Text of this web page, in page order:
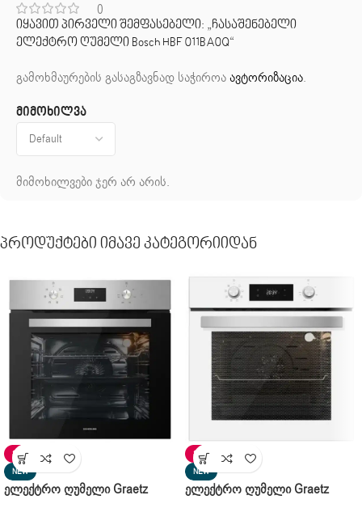
0
მიმოხილვა
მიმოხილვები ჯერ არ არის.
იყავით პირველი შემფასებელი: „ჩასაშენებელი
ელექტრო ღუმელი Bosch HBF 011BA0Q“
გამოხმაურების გასაგზავნად საჭიროაავტორიზაცია.
Პროდუქტები Იმავე Კატეგორიიდან
SALE
NEW
Ელექტრო Ღუმელი Graetz
SALE
NEW
Ელექტრო Ღუმელი Graetz